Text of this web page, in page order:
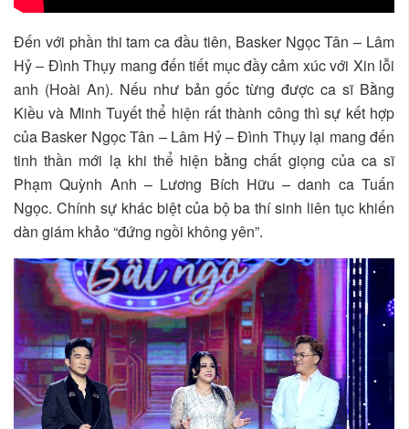
Đến với phần thi tam ca đầu tiên, Basker Ngọc Tân – Lâm
Hỷ – Đình Thụy mang đến tiết mục đầy cảm xúc với Xin lỗi
anh (Hoài An). Nếu như bản gốc từng được ca sĩ Bằng
Kiều và Minh Tuyết thể hiện rất thành công thì sự kết hợp
của Basker Ngọc Tân – Lâm Hỷ – Đình Thụy lại mang đến
tinh thần mới lạ khi thể hiện bằng chất giọng của ca sĩ
Phạm Quỳnh Anh – Lương Bích Hữu – danh ca Tuấn
Ngọc. Chính sự khác biệt của bộ ba thí sinh liên tục khiến
dàn giám khảo “đứng ngồi không yên”.